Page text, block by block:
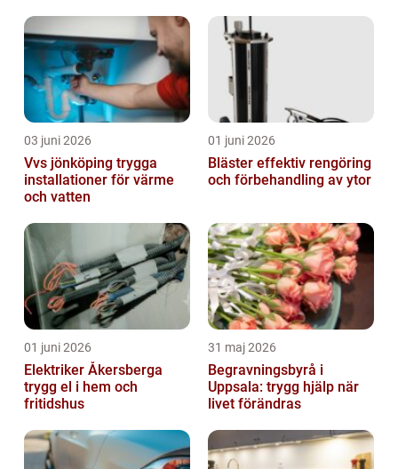
03 juni 2026
Vvs jönköping trygga
installationer för värme
och vatten
01 juni 2026
Bläster effektiv rengöring
och förbehandling av ytor
01 juni 2026
Elektriker Åkersberga
trygg el i hem och
fritidshus
31 maj 2026
Begravningsbyrå i
Uppsala: trygg hjälp när
livet förändras